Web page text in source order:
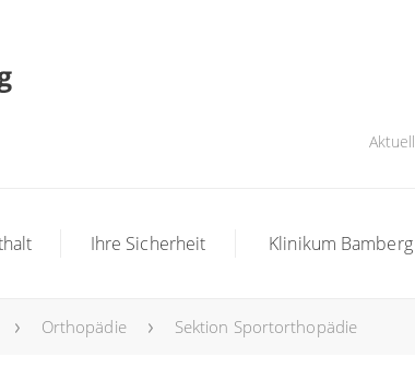
Aktuell
Ihre Sicherheit Klinikum Bamberg
Orthopädie Sektion Sportorthopädie